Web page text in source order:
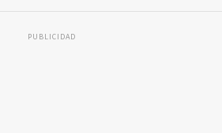
PUBLICIDAD